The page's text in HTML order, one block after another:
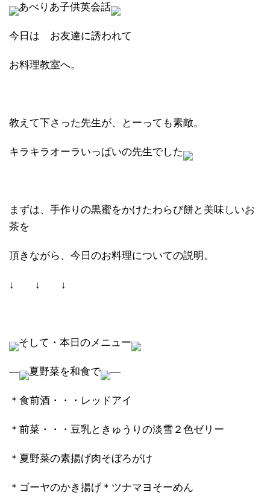
あべりあ子供英会話
今日は お友達に誘われて
お料理教室へ。
教えて下さった先生が、とーっても素敵。
キラキラオーラいっぱいの先生でした
まずは、手作りの黒蜜をかけたわらび餅と美味しいお
茶を
頂きながら、今日のお料理についての説明。
↓ ↓ ↓
そして・本日のメニュー
― 夏野菜を和食で ―
＊食前酒・・・レッドアイ
＊前菜・・・豆乳ときゅうりの淡雪２色ゼリー
＊夏野菜の素揚げ肉そぼろがけ
＊ゴーヤのかき揚げ＊ツナマヨそーめん